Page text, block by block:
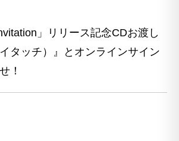
」リリース記念CDお渡し
タッチ）』とオンラインサイン
！